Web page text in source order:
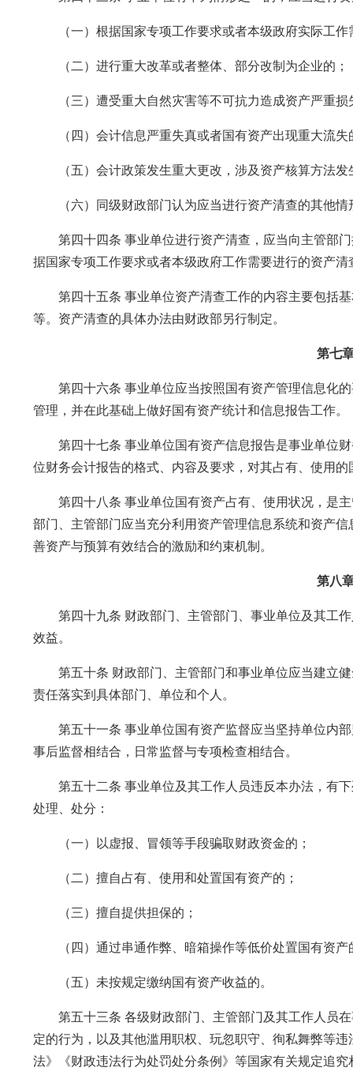
（一）根据国家专项工作要求或者本级政府实际工作
（二）进行重大改革或者整体、部分改制为企业的；
（三）遭受重大自然灾害等不可抗力造成资产严重损
（四）会计信息严重失真或者国有资产出现重大流失
（五）会计政策发生重大更改，涉及资产核算方法发
（六）同级财政部门认为应当进行资产清查的其他情
第四十四条 事业单位进行资产清查，应当向主管部门
据国家专项工作要求或者本级政府工作需要进行的资产清
第四十五条 事业单位资产清查工作的内容主要包括基
等。资产清查的具体办法由财政部另行制定。
第七
第四十六条 事业单位应当按照国有资产管理信息化的
管理，并在此基础上做好国有资产统计和信息报告工作。
第四十七条 事业单位国有资产信息报告是事业单位财
位财务会计报告的格式、内容及要求，对其占有、使用
第四十八条 事业单位国有资产占有、使用状况，是主
部门、主管部门应当充分利用资产管理信息系统和资产
善资产与预算有效结合的激励和约束机制。
第八
第四十九条 财政部门、主管部门、事业单位及其工作
效益。
第五十条 财政部门、主管部门和事业单位应当建立健
责任落实到具体部门、单位和个人。
第五十一条 事业单位国有资产监督应当坚持单位内部
事后监督相结合，日常监督与专项检查相结合。
第五十二条 事业单位及其工作人员违反本办法，有下
处理、处分：
（一）以虚报、冒领等手段骗取财政资金的；
（二）擅自占有、使用和处置国有资产的；
（三）擅自提供担保的；
（四）通过串通作弊、暗箱操作等低价处置国有资产
（五）未按规定缴纳国有资产收益的。
第五十三条 各级财政部门、主管部门及其工作人员在
定的行为，以及其他滥用职权、玩忽职守、徇私舞弊等
法》《财政违法行为处罚处分条例》等国家有关规定追